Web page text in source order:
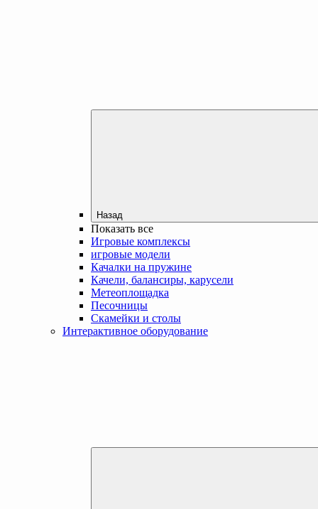
Назад
Показать все
Игровые комплексы
игровые модели
Качалки на пружине
Качели, балансиры, карусели
Метеоплощадка
Песочницы
Скамейки и столы
Интерактивное оборудование